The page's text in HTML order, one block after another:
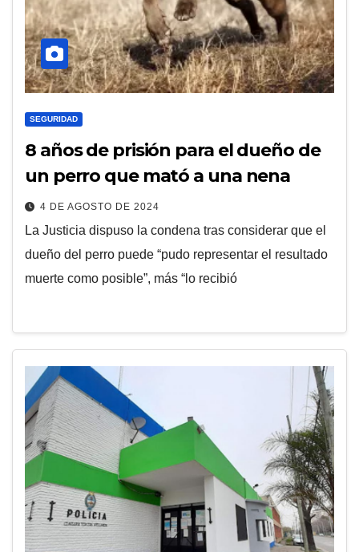
SEGURIDAD
8 años de prisión para el dueño de
un perro que mató a una nena
4 DE AGOSTO DE 2024
La Justicia dispuso la condena tras considerar que el
dueño del perro puede “pudo representar el resultado
muerte como posible”, más “lo recibió